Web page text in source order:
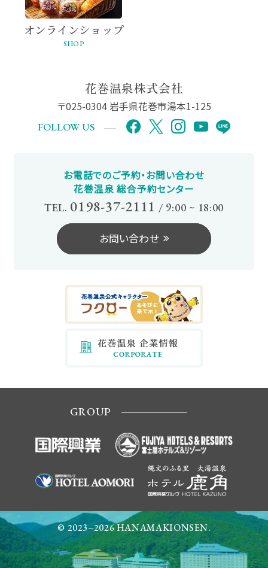
オンラインショップ
SHOP
花巻温泉株式会社
〒025-0304 岩手県花巻市湯本1-125
FOLLOW US
お電話でのご予約・お問い合わせ
花巻温泉 総合予約センター
TEL. 0198-37-2111 / 9:00 ~ 18:00
お問い合わせ
GROUP
© 2023–2026 HANAMAKIONSEN.